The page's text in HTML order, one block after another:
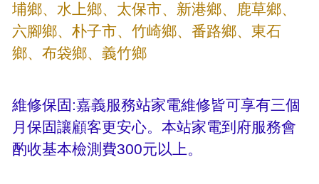
埔鄉、水上鄉、太保市、新港鄉、鹿草鄉、
六腳鄉、朴子市、竹崎鄉、番路鄉、東石
鄉、布袋鄉、義竹鄉
維修保固:嘉義服務站家電維修皆可享有三個
月保固讓顧客更安心。本站家電到府服務會
酌收基本檢測費300元以上。